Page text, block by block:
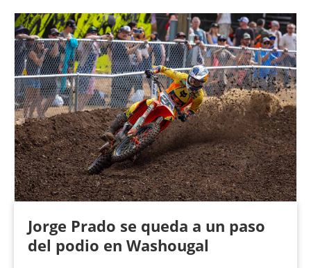
Jorge Prado se queda a un paso
del podio en Washougal